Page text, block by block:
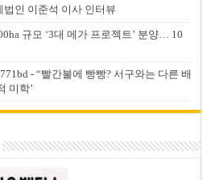
법인 이준석 이사 인터뷰
규모 ‘3대 메가 프로젝트’ 분양… 10
-“빨간불에 빵빵? 서구와는 다른 배
미학’